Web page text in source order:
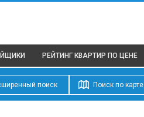
РЕЙТИНГ КВАРТИР ПО ЦЕНЕ
поиск Поиск по карте